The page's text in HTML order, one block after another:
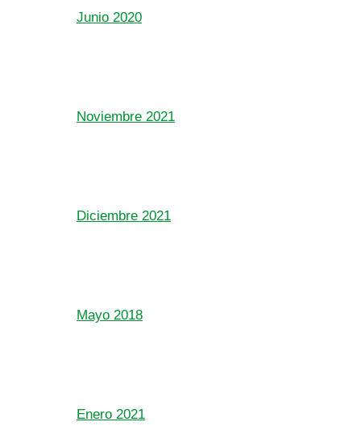
Junio 2020
Noviembre 2021
Diciembre 2021
Mayo 2018
Enero 2021